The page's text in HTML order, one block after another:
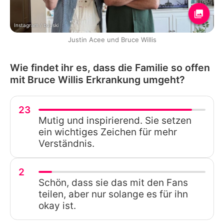
Instagram / buuski
Justin Acee und Bruce Willis
Wie findet ihr es, dass die Familie so offen
mit Bruce Willis Erkrankung umgeht?
23
Mutig und inspirierend. Sie setzen
ein wichtiges Zeichen für mehr
Verständnis.
2
Schön, dass sie das mit den Fans
teilen, aber nur solange es für ihn
okay ist.